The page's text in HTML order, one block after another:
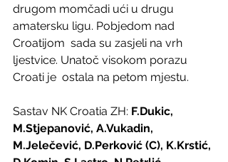
drugom momčadi ući u drugu
amatersku ligu. Pobjedom nad
Croatijom  sada su zasjeli na vrh
ljestvice. Unatoč visokom porazu
Croati je  ostala na petom mjestu.
Sastav NK Croatia ZH: F.Dukic,
M.Stjepanović, A.Vukadin,
M.Jelečević, D.Perković (C), K.Krstić,